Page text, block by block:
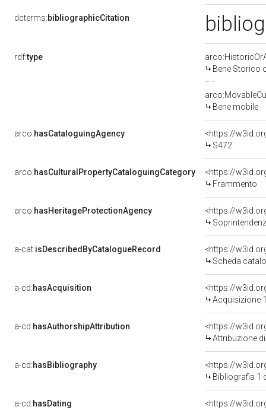
dcterms:bibliographicCitation
rdf:type
Bene Storico
Bene mobile
arco:hasCataloguingAgency
<https://
S472
arco:hasCulturalPropertyCataloguingCategory
<https://
Frammento
arco:hasHeritageProtectionAgency
<https://
Soprintendenza
a-cat:isDescribedByCatalogueRecord
<https://
Scheda
a-cd:hasAcquisition
<https://
Acquisizione
a-cd:hasAuthorshipAttribution
Attribuzione
a-cd:hasBibliography
<https://
Bibliografia 1
a-cd:hasDating
<https://